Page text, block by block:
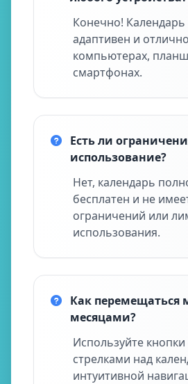
Конечно!
адаптивен и
компьютерах,
смартфонах.
Есть ли
использование?
Нет, календарь
бесплатен и не
ограничений или
использования.
Как перемещаться
месяцами?
Используйте кнопки
стрелками над
интуитивной